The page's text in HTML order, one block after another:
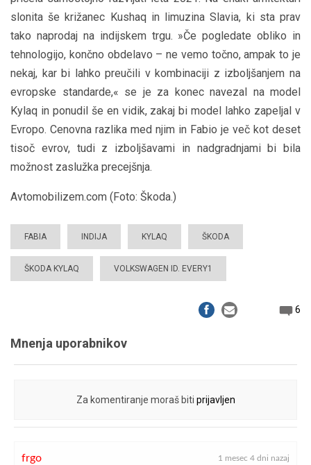
slonita še križanec Kushaq in limuzina Slavia, ki sta prav
tako naprodaj na indijskem trgu. »Če pogledate obliko in
tehnologijo, končno obdelavo – ne vemo točno, ampak to je
nekaj, kar bi lahko preučili v kombinaciji z izboljšanjem na
evropske standarde,« se je za konec navezal na model
Kylaq in ponudil še en vidik, zakaj bi model lahko zapeljal v
Evropo. Cenovna razlika med njim in Fabio je več kot deset
tisoč evrov, tudi z izboljšavami in nadgradnjami bi bila
možnost zaslužka precejšnja.
Avtomobilizem.com (Foto: Škoda.)
FABIA INDIJA KYLAQ ŠKODA
ŠKODA KYLAQ VOLKSWAGEN ID. EVERY1
6
Mnenja uporabnikov
Za komentiranje moraš biti prijavljen
frgo 1 mesec 4 dni nazaj